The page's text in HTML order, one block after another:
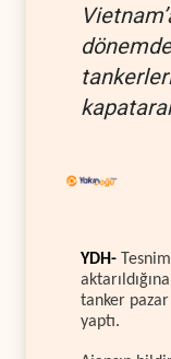
YDH-
tanker pazar
yaptı.